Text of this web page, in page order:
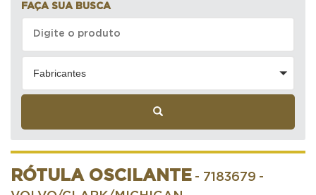
FAÇA SUA BUSCA
Fabricantes
RÓTULA OSCILANTE - 7183679 -